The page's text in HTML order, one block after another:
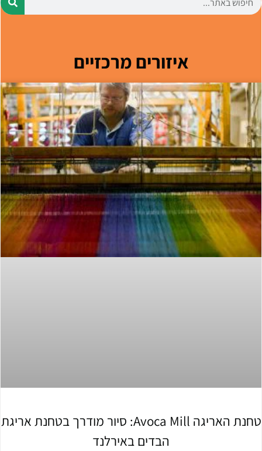
איזורים מרכזיים
טחנת האריגה Avoca Mill: סיור מודרך בטחנת אריגת
הבדים באירלנד